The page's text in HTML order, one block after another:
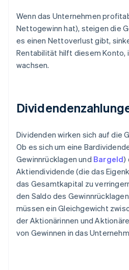
Wenn das Unternehmen
Nettogewinn hat), steigen die
es einen Nettoverlust gibt,
Rentabilität hilft diesem Konto,
wachsen.
Dividenden wirken sich auf die
Ob es sich um eine
Gewinnrücklagen und Bargeld)
Aktiendividende (die das
das Gesamtkapital zu
den Saldo des
müssen ein Gleichgewicht
der Aktionärinnen und
von Gewinnen in das